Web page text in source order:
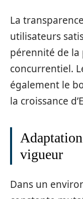
La
utilisateurs
pérennité de
concurrentiel.
également le
la croissance
vigueur
Dans un